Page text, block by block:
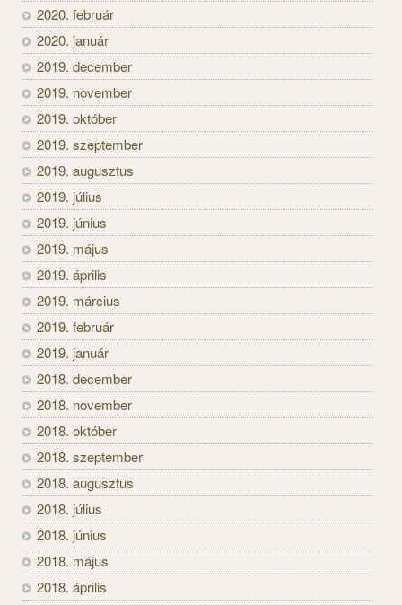
2020. február
2020. január
2019. december
2019. november
2019. október
2019. szeptember
2019. augusztus
2019. július
2019. június
2019. május
2019. április
2019. március
2019. február
2019. január
2018. december
2018. november
2018. október
2018. szeptember
2018. augusztus
2018. július
2018. június
2018. május
2018. április